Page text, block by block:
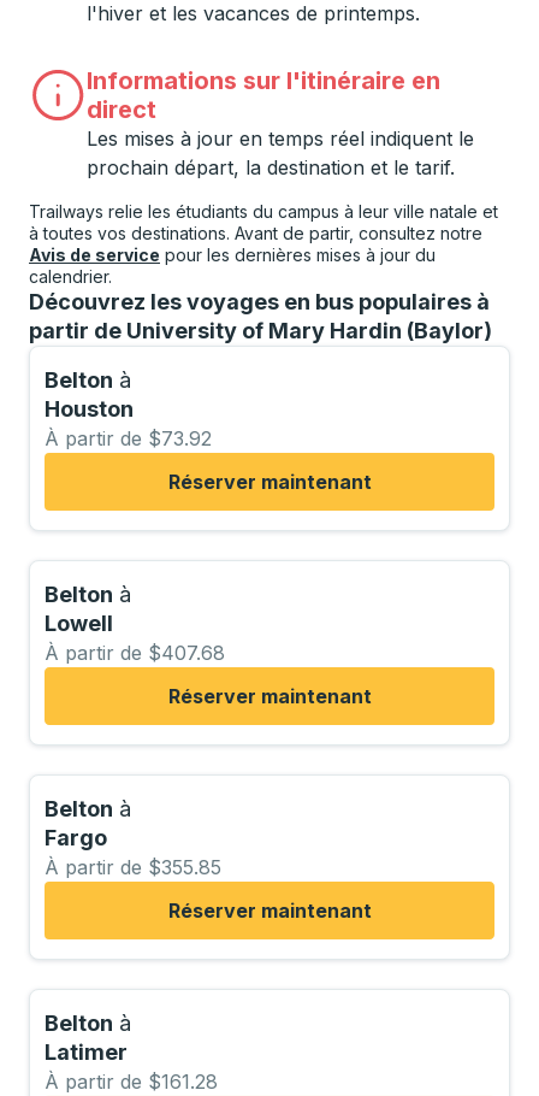
l'hiver et les vacances de printemps.
Informations sur l'itinéraire en
direct
Les mises à jour en temps réel indiquent le
prochain départ, la destination et le tarif.
Trailways relie les étudiants du campus à leur ville natale et
à toutes vos destinations. Avant de partir, consultez notre
Avis de service pour les dernières mises à jour du
calendrier.
Découvrez les voyages en bus populaires à
partir de University of Mary Hardin (Baylor)
Belton à
Houston
À partir de $73.92
Réserver maintenant
Belton à
Lowell
À partir de $407.68
Réserver maintenant
Belton à
Fargo
À partir de $355.85
Réserver maintenant
Belton à
Latimer
À partir de $161.28